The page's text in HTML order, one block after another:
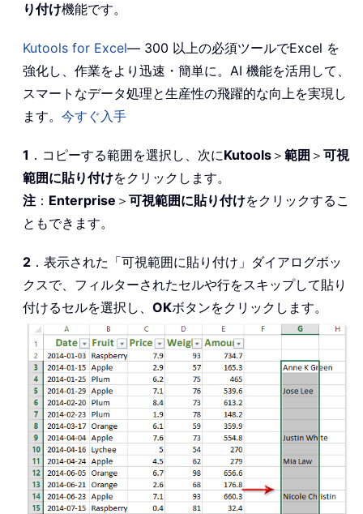
り付け機能です。
Kutools for Excel— 300 以上の必須ツールでExcel を
強化し、作業をより迅速・簡単に。AI 機能を活用して、
スマートなデータ処理と生産性の飛躍的な向上を実現し
ます。 今すぐ入手
1 ．コピーする範囲を選択し、次にKutools ＞ 範囲 ＞ 可視
範囲に貼り付けをクリックします。
注 ： Enterprise ＞ 可視範囲に貼り付けをクリックするこ
ともできます。
2 ．表示された「可視範囲に貼り付け」ダイアログボッ
クスで、フィルターされたセルや行をスキップして貼り
付けるセルを選択し、 OKボタンをクリックします。